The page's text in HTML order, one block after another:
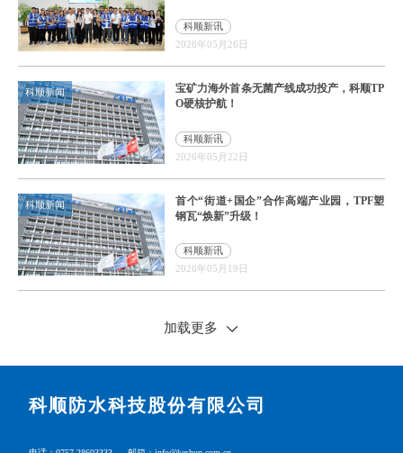
科顺新讯
2026年05月26日
科顺新闻
宝矿力海外首条无菌产线成功投产，科顺TP
O硬核护航！
科顺新讯
2026年05月22日
科顺新闻
首个“街道+国企”合作高端产业园，TPF塑
钢瓦“焕新”升级！
科顺新讯
2026年05月19日
加载更多
科顺防水科技股份有限公司